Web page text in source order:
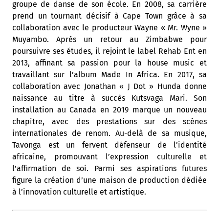
groupe de danse de son école. En 2008, sa carrière
prend un tournant décisif à Cape Town grâce à sa
collaboration avec le producteur Wayne « Mr. Wyne »
Muyambo. Après un retour au Zimbabwe pour
poursuivre ses études, il rejoint le label Rehab Ent en
2013, affinant sa passion pour la house music et
travaillant sur l’album Made In Africa. En 2017, sa
collaboration avec Jonathan « J Dot » Hunda donne
naissance au titre à succès Kutsvaga Mari. Son
installation au Canada en 2019 marque un nouveau
chapitre, avec des prestations sur des scènes
internationales de renom. Au-delà de sa musique,
Tavonga est un fervent défenseur de l’identité
africaine, promouvant l’expression culturelle et
l’affirmation de soi. Parmi ses aspirations futures
figure la création d’une maison de production dédiée
à l’innovation culturelle et artistique.